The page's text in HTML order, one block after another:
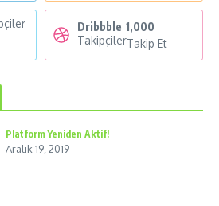
Dribbble 1,000
TakipçilerTakip Et
Platform Yeniden Aktif!
Aralık 19, 2019